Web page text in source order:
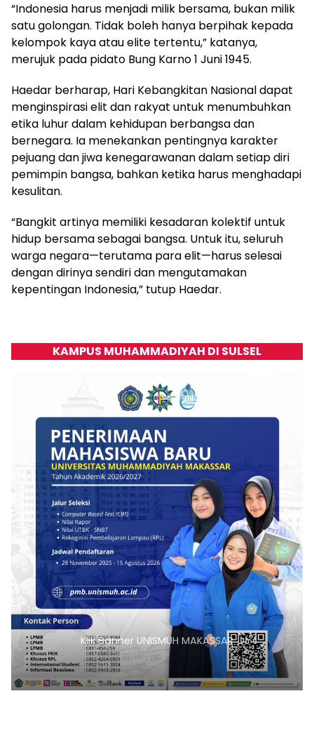
“Indonesia harus menjadi milik bersama, bukan milik
satu golongan. Tidak boleh hanya berpihak kepada
kelompok kaya atau elite tertentu,” katanya,
merujuk pada pidato Bung Karno 1 Juni 1945.
Haedar berharap, Hari Kebangkitan Nasional dapat
menginspirasi elit dan rakyat untuk menumbuhkan
etika luhur dalam kehidupan berbangsa dan
bernegara. Ia menekankan pentingnya karakter
pejuang dan jiwa kenegarawanan dalam setiap diri
pemimpin bangsa, bahkan ketika harus menghadapi
kesulitan.
“Bangkit artinya memiliki kesadaran kolektif untuk
hidup bersama sebagai bangsa. Untuk itu, seluruh
warga negara—terutama para elit—harus selesai
dengan dirinya sendiri dan mengutamakan
kepentingan Indonesia,” tutup Haedar.
KAMPUS MUHAMMADIYAH DI SULSEL
Klik Banner UNISMUH MAKASSAR